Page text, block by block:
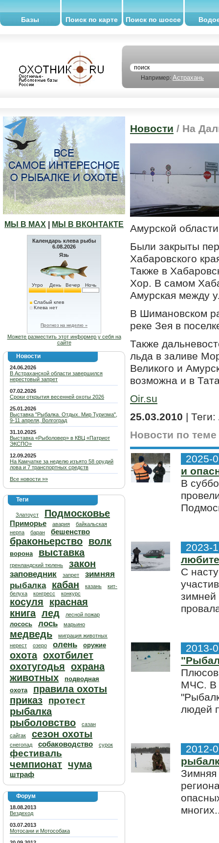
Базы Поиск по карте Поиск по шоссе
Например: Астрахань
МЫ В МАХ МЫ В ВКОНТАКТЕ
Календарь клева рыбы
6.08.2026
Язь
Утро День Вечер Ночь
Слабый клев
Клева нет
Прогноз на неделю »
Можете разместить этот информер у себя на
сайте
Новости
24.06.2026
В Астраханской области завершился
нерестовый запрет
07.02.2026
Сроки открытия весенней охоты 2026
25.01.2026
Выставка "Рыбалка. Отдых. Мир Туризма",
9-11 апреля, Волгоград
31.10.2025
Выставка «Рыболовер» в КВЦ «Патриот
ЭКСПО»
12.09.2025
На Камчатке за неделю изъято 58 орудий
лова и 7 транспортных средств
Все новости »»
Теги
Златоуст Подмосковье
Приморье авария
байкальская
нерпа
баран бешенство
браконьерство волк
ворона выставка
гренландский тюлень закон
заповедник запрет
зимняя
рыбалка
кабан казань
кит-
белуха
конгресс конкурс
косуля
красная
книга лед лесной пожар
лосось лось марьино
медведь
миграция животных
нерест
озеро олень оружие
охота охотбилет
охотугодья охрана
животных
подводная
охота
правила охоты
приказ
протест
рыбалка
рыболовство
сазан
сайгак
сезон охоты
снегопад собаководство сурок
фестиваль
чемпионат чума
штраф
Форум
18.08.2013
Вездеход
03.07.2013
Мотосани и Мотособака
Новости / На
Амурской
Были закрыты
Хабаровского
Также в
Хор. В самом
Амурская между
В Шимановском
реке Зея в
Также
льда в заливе
Великого и
возможна и в
Oir.su
25.03.2010 | Теги:
Новости по теме
2025-
и
В
2023-
С
зимней
2013-
МЧС. В
людей
2012-
Зимняя